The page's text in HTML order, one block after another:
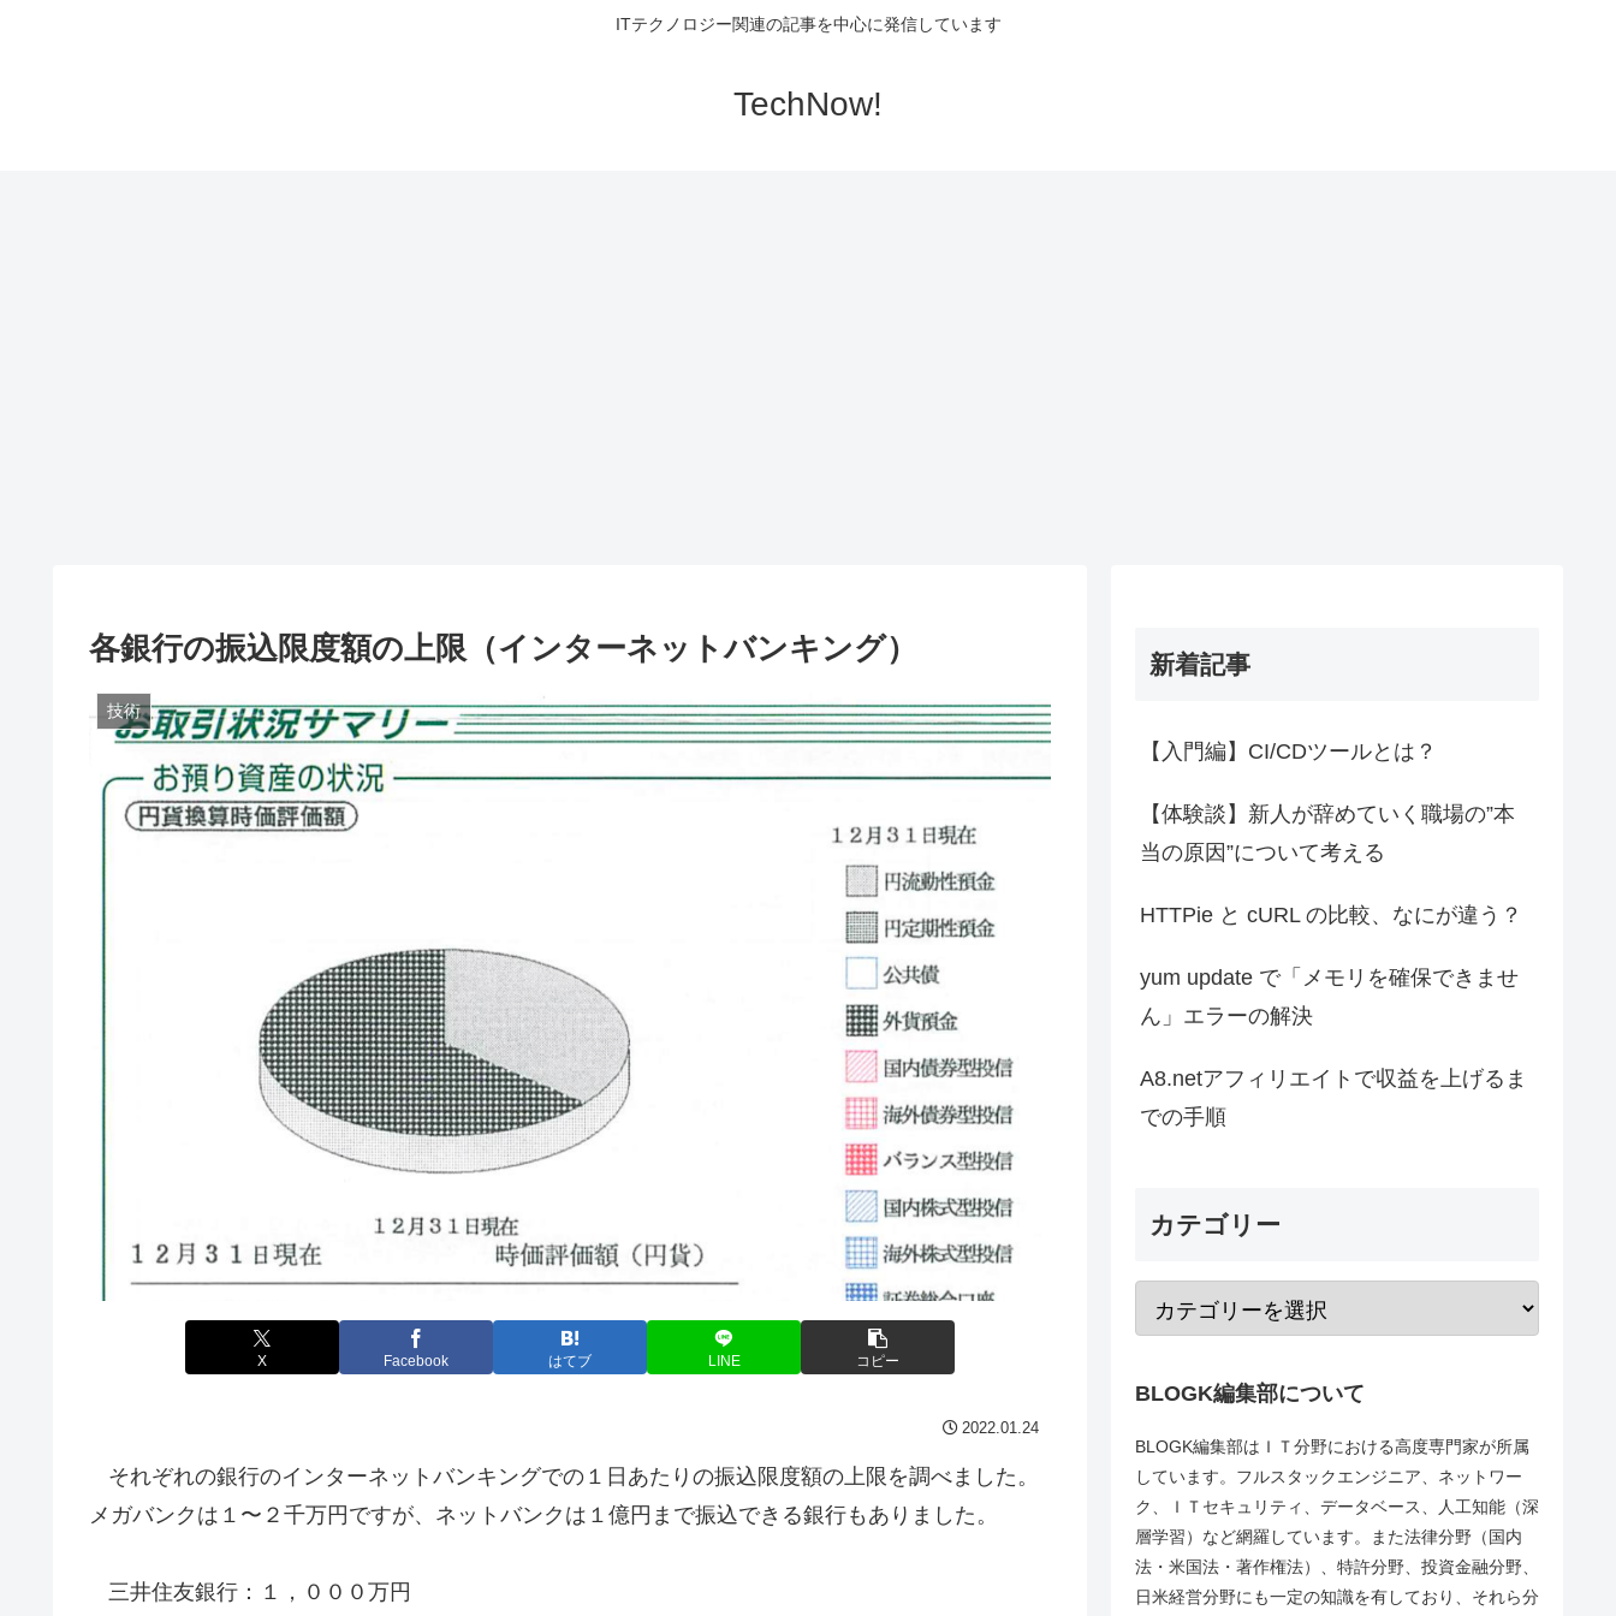
ITテクノロジー関連の記事を中心に発信しています
TechNow!
各銀行の振込限度額の上限（インターネットバンキング）
技術
X Facebook はてブ LINE コピー
2022.01.24
それぞれの銀行のインターネットバンキングでの１日あたりの振込限度額の上限を調べました。
メガバンクは１〜２千万円ですが、ネットバンクは１億円まで振込できる銀行もありました。
三井住友銀行：１ ，０００万円
新着記事
【入門編】CI/CDツールとは？
【体験談】新人が辞めていく職場の”本
当の原因”について考える
HTTPie と cURL の比較、なにが違う？
yum update で「メモリを確保できませ
ん」エラーの解決
A8.netアフィリエイトで収益を上げるま
での手順
カテゴリー
BLOGK編集部について
BLOGK編集部はＩＴ分野における高度専門家が所属
しています。フルスタックエンジニア、ネットワー
ク、ＩＴセキュリティ、データベース、人工知能（深
層学習）など網羅しています。また法律分野（国内
法・米国法・著作権法）、特許分野、投資金融分野、
日米経営分野にも一定の知識を有しており、それら分